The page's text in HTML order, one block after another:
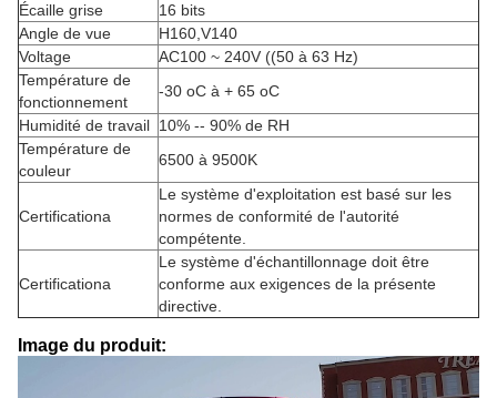
Écaille grise
16 bits
Angle de vue
H160,V140
Voltage
AC100 ~ 240V ((50 à 63 Hz)
Température de
fonctionnement
-30 oC à + 65 oC
Humidité de travail 10% -- 90% de RH
Température de
couleur
6500 à 9500K
Certificationa
Le système d'exploitation est basé sur les
normes de conformité de l'autorité
compétente.
Certificationa
Le système d'échantillonnage doit être
conforme aux exigences de la présente
directive.
Image du produit: